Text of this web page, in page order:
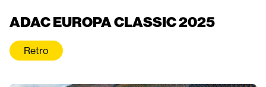
ADAC EUROPA CLASSIC 2025
Retro